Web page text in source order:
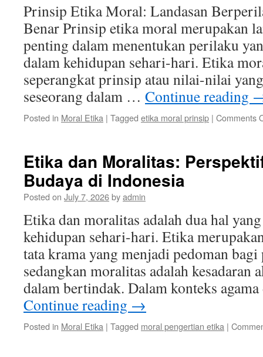
Buruk
Prinsip Etika Moral: Landasan
Benar Prinsip etika moral merupakan
penting dalam menentukan perilaku
dalam kehidupan sehari-hari. Etika
seperangkat prinsip atau nilai-nilai
seseorang dalam … Continue reading
Posted in Moral Etika | Tagged etika moral prinsip | Comments
Etika dan Moralitas:
Budaya di Indonesia
Posted on July 7, 2026byadmin
Etika dan moralitas adalah dua hal
kehidupan sehari-hari. Etika
tata krama yang menjadi pedoman
sedangkan moralitas adalah kesadaran
dalam bertindak. Dalam konteks
Continue reading →
Posted in Moral Etika | Tagged moral pengertian etika |